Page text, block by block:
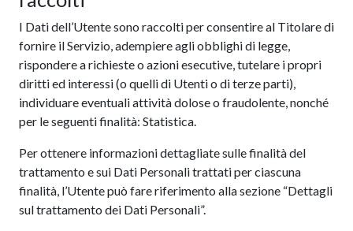
I Dati dell’Utente sono raccolti per consentire al Titolare di
fornire il Servizio, adempiere agli obblighi di legge,
rispondere a richieste o azioni esecutive, tutelare i propri
diritti ed interessi (o quelli di Utenti o di terze parti),
individuare eventuali attività dolose o fraudolente, nonché
per le seguenti finalità: Statistica.
Per ottenere informazioni dettagliate sulle finalità del
trattamento e sui Dati Personali trattati per ciascuna
finalità, l’Utente può fare riferimento alla sezione “Dettagli
sul trattamento dei Dati Personali”.